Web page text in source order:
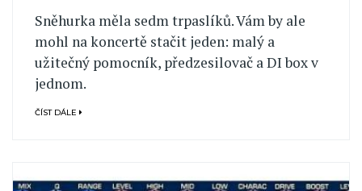
Sněhurka měla sedm trpaslíků. Vám by ale
mohl na koncertě stačit jeden: malý a
užitečný pomocník, předzesilovač a DI box v
jednom.
ČÍST DÁLE